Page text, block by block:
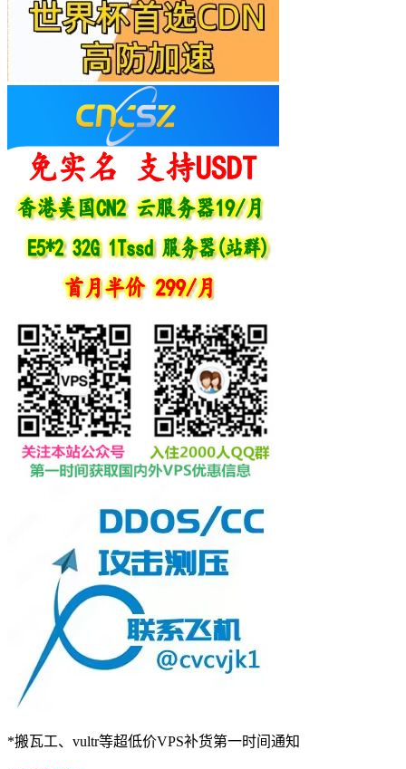
*搬瓦工、vultr等超低价VPS补货第一时间通知